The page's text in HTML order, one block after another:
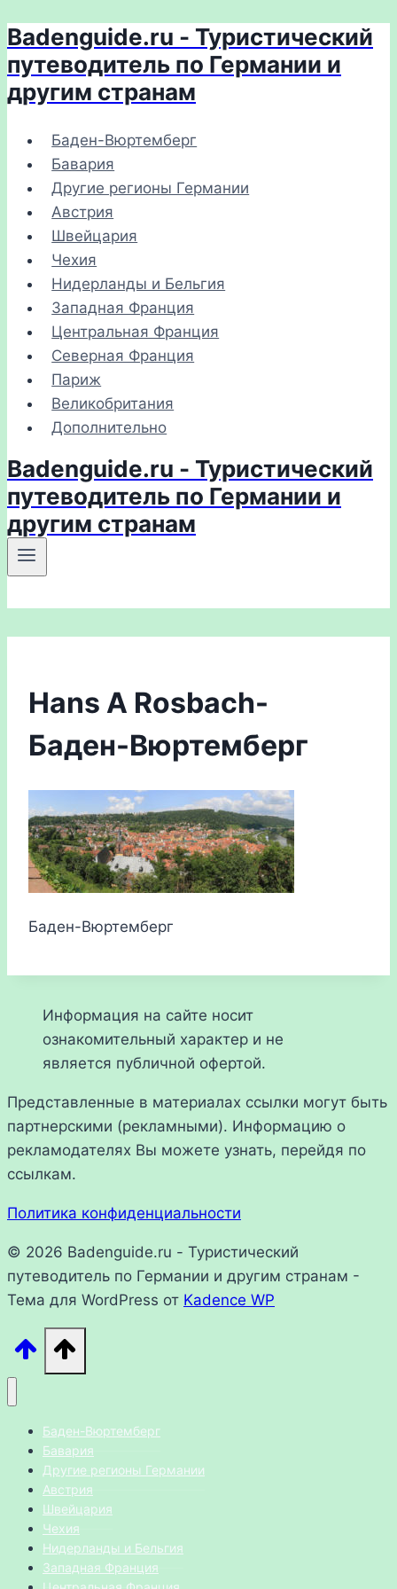
Перейти
к
содержимому
Badenguide.ru - Туристический
путеводитель по Германии и
другим странам
Баден-Вюртемберг
Бавария
Другие регионы Германии
Австрия
Швейцария
Чехия
Нидерланды и Бельгия
Западная Франция
Центральная Франция
Северная Франция
Париж
Великобритания
Дополнительно
Badenguide.ru - Туристический
путеводитель по Германии и
другим странам
Hans A Rosbach-
Баден-Вюртемберг
Баден-Вюртемберг
Информация на сайте носит
ознакомительный характер и не
является публичной офертой.
Представленные в материалах ссылки могут быть
партнерскими (рекламными). Информацию о
рекламодателях Вы можете узнать, перейдя по
ссылкам.
Политика конфиденциальности
© 2026 Badenguide.ru - Туристический
путеводитель по Германии и другим странам -
Тема для WordPress от Kadence WP
Баден-Вюртемберг
Бавария
Другие регионы Германии
Австрия
Швейцария
Чехия
Нидерланды и Бельгия
Западная Франция